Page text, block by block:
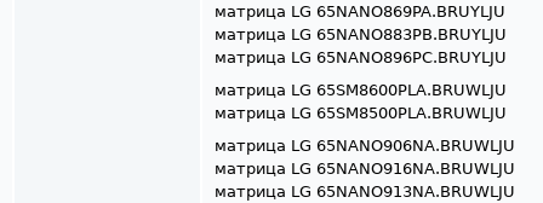
матрица LG 65NANO869PA.BRUYLJU
матрица LG 65NANO883PB.BRUYLJU
матрица LG 65NANO896PC.BRUYLJU
матрица LG 65SM8600PLA.BRUWLJU
матрица LG 65SM8500PLA.BRUWLJU
матрица LG 65NANO906NA.BRUWLJU
матрица LG 65NANO916NA.BRUWLJU
матрица LG 65NANO913NA.BRUWLJU